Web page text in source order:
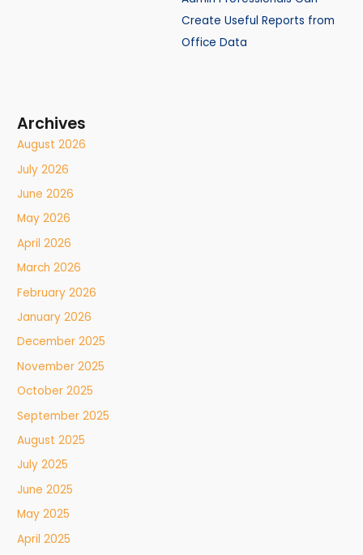
Create Useful Reports from
Office Data
Archives
August 2026
July 2026
June 2026
May 2026
April 2026
March 2026
February 2026
January 2026
December 2025
November 2025
October 2025
September 2025
August 2025
July 2025
June 2025
May 2025
April 2025